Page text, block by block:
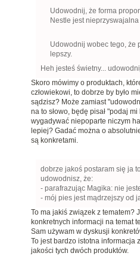
Udowodnij, że forma
Nestle jest nieprzyswajalna
Udowodnij wobec tego, że
lepszy.
Heh jesteś świetny...
Skoro mówimy o produktach,
człowiekowi, to dobrze by było
sądzisz? Może zamiast
na to słowo, będę pisał "podaj
wygadywać niepoparte niczym
lepiej? Gadać można o
są konkretami.
dobrze jakoś postaram się ja
udowodnisz, że:
- parafrazując Magika: nie
- mój pies jest mądrzejszy od
To ma jakiś związek z tematem?
konkretnych informacji na temat
Sam używam w dyskusji
To jest bardzo istotna informacja
jakości tych dwóch produktów.